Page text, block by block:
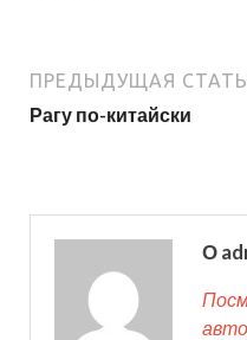
ПРЕДЫДУЩАЯ
Рагу по-китайски
О